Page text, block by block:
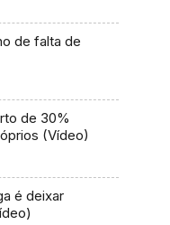
de falta de
de 30%
(Vídeo)
é deixar